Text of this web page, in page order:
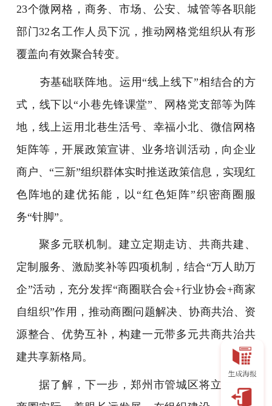
23个微网格，商务、市场、公安、城管等各职能
部门32名工作人员下沉，推动网格党组织从有形
覆盖向有效聚合转变。
夯基础联阵地。运用“线上线下”相结合的方
式，线下以“小巷先锋课堂”、网格党支部等为阵
地，线上运用北巷生活号、幸福小北、微信网格
矩阵等，开展政策宣讲、业务培训活动，向企业
商户、“三新”组织群体实时推送政策信息，实现红
色阵地的建优拓能，以“红色矩阵”织密商圈服
务“针脚”。
聚多元联机制。建立定期走访、共商共建、
定制服务、激励奖补等四项机制，结合“万人助万
企”活动，充分发挥“商圈联合会+行业协会+商家
自组织”作用，推动商圈问题解决、协商共治、资
源整合、优势互补，构建一元带多元共商共治共
建共享新格局。
据了解，下一步，郑州市管城区将立足二七